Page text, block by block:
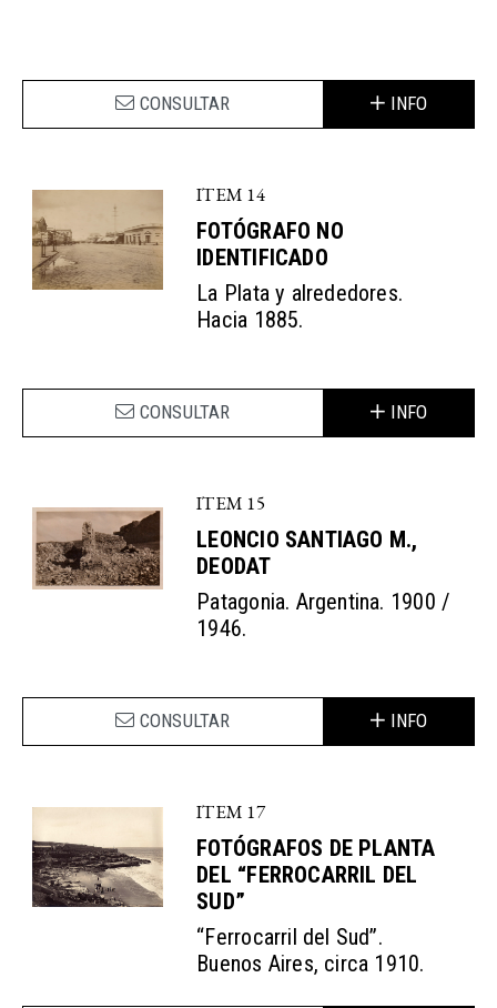
CONSULTAR INFO
ITEM 14
FOTÓGRAFO NO
IDENTIFICADO
La Plata y alrededores.
Hacia 1885.
CONSULTAR INFO
ITEM 15
LEONCIO SANTIAGO M.,
DEODAT
Patagonia. Argentina. 1900 /
1946.
CONSULTAR INFO
ITEM 17
FOTÓGRAFOS DE PLANTA
DEL “FERROCARRIL DEL
SUD”
“Ferrocarril del Sud”.
Buenos Aires, circa 1910.